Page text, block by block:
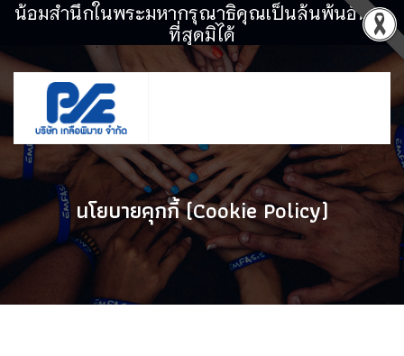
น้อมสำนึกในพระมหากรุณาธิคุณเป็นล้นพ้นอันหา
ที่สุดมิได้
นโยบายคุกกี้ (Cookie Policy)